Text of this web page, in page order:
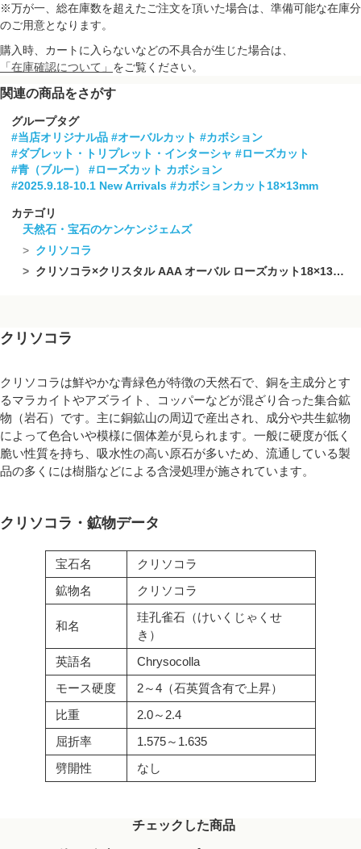
※万が一、総在庫数を超えたご注文を頂いた場合は、準備可能な在庫分
のご用意となります。
購入時、カートに入らないなどの不具合が生じた場合は、
「在庫確認について」 をご覧ください。
関連の商品をさがす
グループタグ
#当店オリジナル品 #オーバルカット #カボション
#ダブレット・トリプレット・インターシャ #ローズカット
#青（ブルー）
#ローズカット カボション
#2025.9.18-10.1 New Arrivals #カボションカット18×13mm
カテゴリ
天然石・宝石のケンケンジェムズ
クリソコラ
クリソコラ×クリスタル AAA オーバル ローズカット18×13mm 1個
クリソコラ
クリソコラは鮮やかな青緑色が特徴の天然石で、銅を主成分とす
るマラカイトやアズライト、コッパーなどが混ざり合った集合鉱
物（岩石）です。主に銅鉱山の周辺で産出され、成分や共生鉱物
によって色合いや模様に個体差が見られます。一般に硬度が低く
脆い性質を持ち、吸水性の高い原石が多いため、流通している製
品の多くには樹脂などによる含浸処理が施されています。
クリソコラ・鉱物データ
宝石名
クリソコラ
鉱物名
クリソコラ
和名
珪孔雀石（けいくじゃくせ
き）
英語名
Chrysocolla
モース硬度
2～4（石英質含有で上昇）
比重
2.0～2.4
屈折率
1.575～1.635
劈開性
なし
チェックした商品